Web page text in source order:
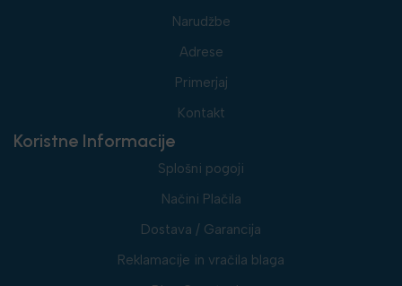
Narudžbe
Adrese
Primerjaj
Kontakt
Koristne Informacije
Splošni pogoji
Načini Plačila
Dostava / Garancija
Reklamacije in vračila blaga